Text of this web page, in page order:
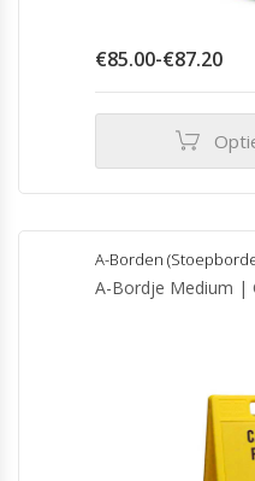
€85.00-€87.20
heeft
meerdere
variaties.
Deze
productpagina
A-Borden
A-Bordje Medium |